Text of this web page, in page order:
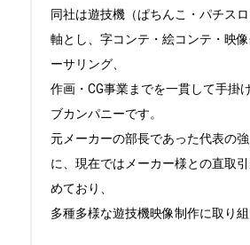
同社は遊技機（ぱちんこ・パチス
軸とし、字コンテ・絵コンテ・映
ーサリング、
作画・CG事業までを一貫して手掛
ブカンパニーです。
元メーカーの部長であった代表の
に、現在ではメーカー様との直取
めており、
多種多様な遊技機映像制作に取り組